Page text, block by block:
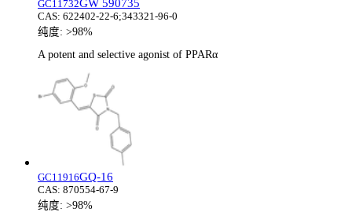
GC11732GW 590735
CAS: 622402-22-6;343321-96-0
纯度: >98%
A potent and selective agonist of PPARα
GC11916GQ-16
CAS: 870554-67-9
纯度: >98%